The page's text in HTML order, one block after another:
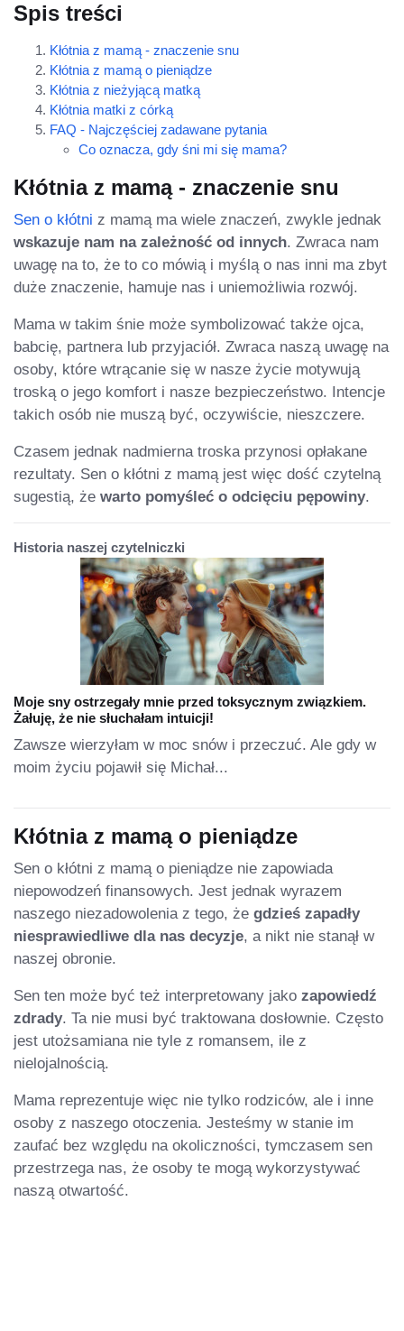
Spis treści
Kłótnia z mamą - znaczenie snu
Kłótnia z mamą o pieniądze
Kłótnia z nieżyjącą matką
Kłótnia matki z córką
FAQ - Najczęściej zadawane pytania
Co oznacza, gdy śni mi się mama?
Kłótnia z mamą - znaczenie snu
Sen o kłótni z mamą ma wiele znaczeń, zwykle jednak
wskazuje nam na zależność od innych. Zwraca nam
uwagę na to, że to co mówią i myślą o nas inni ma zbyt
duże znaczenie, hamuje nas i uniemożliwia rozwój.
Mama w takim śnie może symbolizować także ojca,
babcię, partnera lub przyjaciół. Zwraca naszą uwagę na
osoby, które wtrącanie się w nasze życie motywują
troską o jego komfort i nasze bezpieczeństwo. Intencje
takich osób nie muszą być, oczywiście, nieszczere.
Czasem jednak nadmierna troska przynosi opłakane
rezultaty. Sen o kłótni z mamą jest więc dość czytelną
sugestią, że warto pomyśleć o odcięciu pępowiny.
Historia naszej czytelniczki
Moje sny ostrzegały mnie przed toksycznym związkiem.
Żałuję, że nie słuchałam intuicji!
Zawsze wierzyłam w moc snów i przeczuć. Ale gdy w
moim życiu pojawił się Michał...
Kłótnia z mamą o pieniądze
Sen o kłótni z mamą o pieniądze nie zapowiada
niepowodzeń finansowych. Jest jednak wyrazem
naszego niezadowolenia z tego, że gdzieś zapadły
niesprawiedliwe dla nas decyzje, a nikt nie stanął w
naszej obronie.
Sen ten może być też interpretowany jako zapowiedź
zdrady. Ta nie musi być traktowana dosłownie. Często
jest utożsamiana nie tyle z romansem, ile z
nielojalnością.
Mama reprezentuje więc nie tylko rodziców, ale i inne
osoby z naszego otoczenia. Jesteśmy w stanie im
zaufać bez względu na okoliczności, tymczasem sen
przestrzega nas, że osoby te mogą wykorzystywać
naszą otwartość.